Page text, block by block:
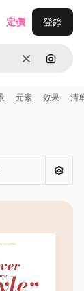
清除 通過圖
定價 登錄
元素 效果 清